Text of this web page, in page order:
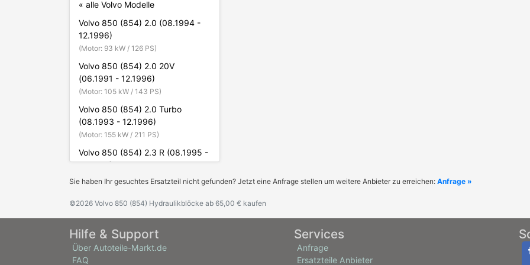
« alle Volvo Modelle
Volvo 850 (854) 2.0 (08.1994 -
12.1996)
(Motor: 93 kW / 126 PS)
Volvo 850 (854) 2.0 20V
(06.1991 - 12.1996)
(Motor: 105 kW / 143 PS)
Volvo 850 (854) 2.0 Turbo
(08.1993 - 12.1996)
(Motor: 155 kW / 211 PS)
Volvo 850 (854) 2.3 R (08.1995 -
12.1996)
(Motor: 184 kW / 250 PS)
- 07.1996)
(Motor: 166 kW / 226 PS)
Volvo 850 (854) 2.4 GLE
(09.1993 - 10.1997)
Sie haben Ihr gesuchtes Ersatzteil nicht gefunden? Jetzt eine Anfrage stellen um weitere Anbieter zu erreichen: Anfrage »
©2026 Volvo 850 (854) Hydraulikblöcke ab 65,00 € kaufen
Hilfe & Support
Über Autoteile-Markt.de
FAQ
Services
Anfrage
Ersatzteile Anbieter